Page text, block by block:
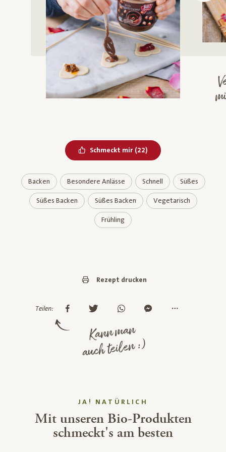
Schmeckt mir Bereits geliked
(22)
Backen Besondere Anlässe Schnell Süßes
Süßes Backen Süßes Backen Vegetarisch
Frühling
Rezept drucken
Teilen:
Kann man
auch teilen :)
JA! NATÜRLICH
Mit unseren Bio-Produkten
schmeckt's am besten